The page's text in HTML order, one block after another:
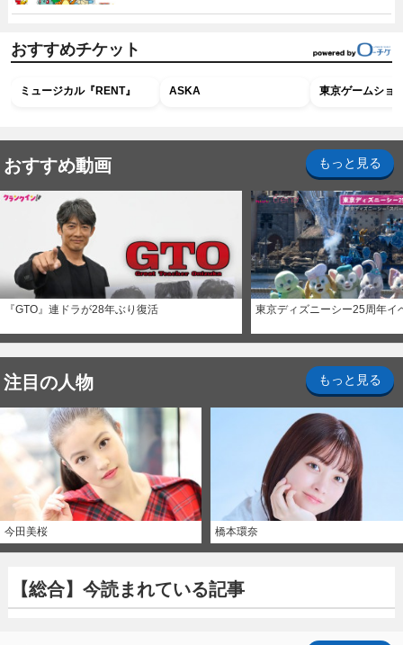
おすすめチケット
ミュージカル『RENT』 ASKA 東京ゲームショ
おすすめ動画 もっと見る
『GTO』連ドラが28年ぶり復活 東京ディズニーシー25周年イ
注目の人物 もっと見る
今田美桜 橋本環奈
【総合】今読まれている記事